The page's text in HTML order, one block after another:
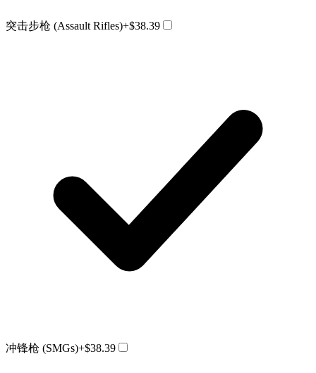
突击步枪 (Assault Rifles)+$38.39
冲锋枪 (SMGs)+$38.39